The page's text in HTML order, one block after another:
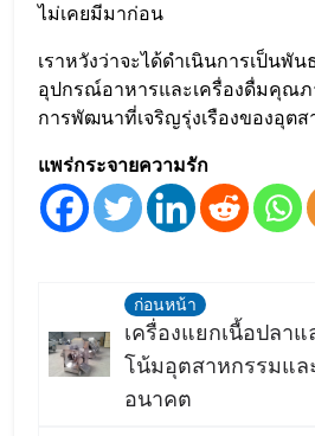
ไม่เคยมีมาก่อน
เราหวังว่าจะได้ดำเนินการเป็นพั
อุปกรณ์อาหารและเครื่องดื่มคุณภ
การพัฒนาที่เจริญรุ่งเรืองของอุต
แพร่กระจายความรัก
ก่อนหน้า
เครื่องแยกเนื้อปลา
โน้มอุตสาหกรรมแ
อนาคต